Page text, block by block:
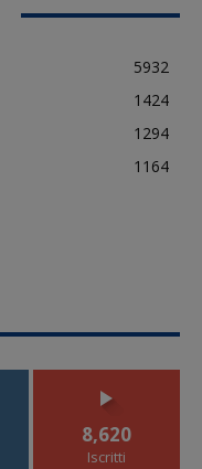
5932
1424
1294
1164
8,620
Iscritti